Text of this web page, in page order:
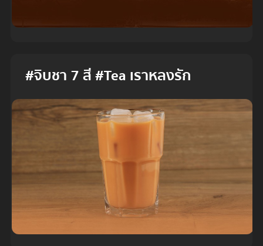
#จิบชา 7 สี #Tea เราหลงรัก